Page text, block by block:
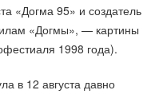
«Догма 95» и создатель
«Догмы», — картины
1998 года).
в 12 августа давно